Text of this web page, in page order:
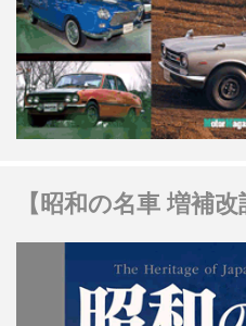
【昭和の名車 増補